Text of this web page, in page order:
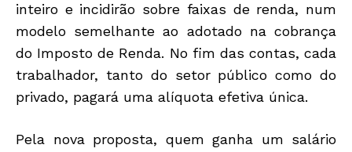
inteiro e incidirão sobre faixas de renda, num
modelo semelhante ao adotado na cobrança
do Imposto de Renda. No fim das contas, cada
trabalhador, tanto do setor público como do
privado, pagará uma alíquota efetiva única.
Pela nova proposta, quem ganha um salário